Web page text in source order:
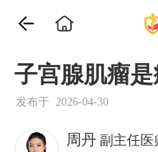
子宫腺肌瘤是
发布于 2026-04-30
周丹 副主任医